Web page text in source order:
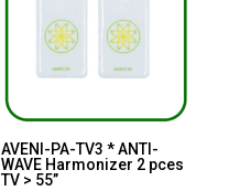
AVENI-PA-TV3 * ANTI-
WAVE Harmonizer 2 pces
TV > 55’’